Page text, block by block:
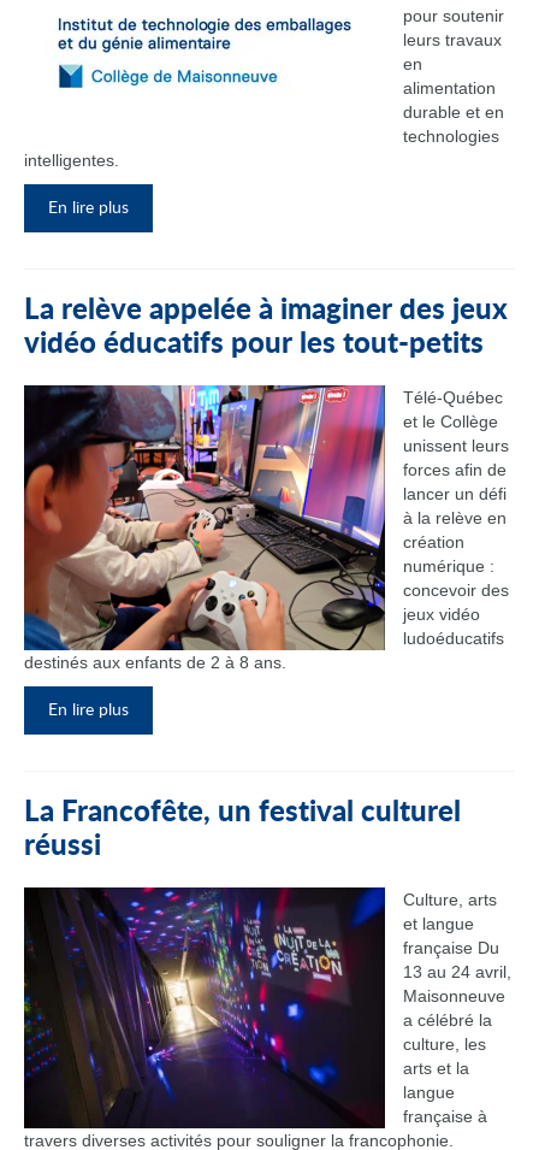
pour soutenir
leurs travaux
en
alimentation
durable et en
technologies
intelligentes.
En lire plus
La relève appelée à imaginer des jeux
vidéo éducatifs pour les tout-petits
Télé-Québec
et le Collège
unissent leurs
forces afin de
lancer un défi
à la relève en
création
numérique :
concevoir des
jeux vidéo
ludoéducatifs
destinés aux enfants de 2 à 8 ans.
En lire plus
La Francofête, un festival culturel
réussi
Culture, arts
et langue
française Du
13 au 24 avril,
Maisonneuve
a célébré la
culture, les
arts et la
langue
française à
travers diverses activités pour souligner la francophonie.